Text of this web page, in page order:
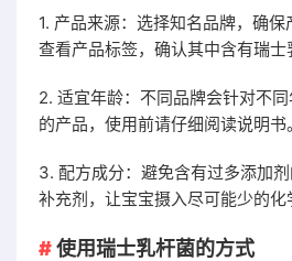
1. 产品来源：选择知名品牌，确保
查看产品标签，确认其中含有瑞士
2. 适宜年龄：不同品牌会针对不
的产品，使用前请仔细阅读说明书。
3. 配方成分：避免含有过多添加
补充剂，让宝宝摄入尽可能少的化
使用瑞士乳杆菌的方式